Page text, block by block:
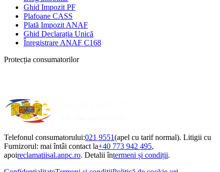
Ghid Impozit PF
Plafoane CASS
Plată Impozit ANAF
Ghid Declarația Unică
Înregistrare ANAF C168
Protecția consumatorilor
Telefonul consumatorului:021 9551(apel cu tarif normal). Litigii cu
Furnizorul: mai întâi contact la+40 773 942 495,
apoireclamatiisal.anpc.ro. Detalii întermeni și condiții.